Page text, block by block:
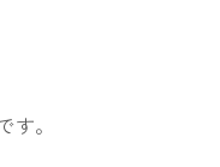
。